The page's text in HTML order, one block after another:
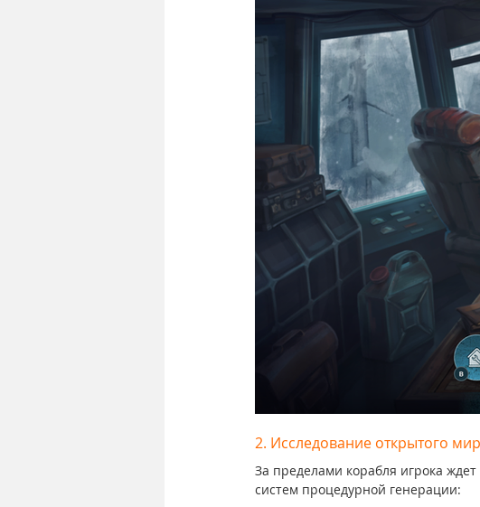
2. Исследование открытого
За пределами корабля игрока
систем процедурной генерации: